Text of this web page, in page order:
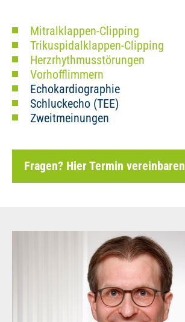
Mitralklappen-Clipping
Trikuspidalklappen-Clipping
Herzrhythmusstörungen
Vorhofflimmern
Echokardiographie
Schluckecho (TEE)
Zweitmeinungen
Fragen? Hier Termin vereinbaren